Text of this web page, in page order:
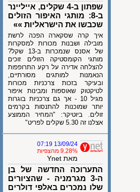
שפתון ב-4 שקלים, אייליינר
ב-8: מותגי האיפור הזולים
שכבשו את הישראליות »»
איך קרה שסקארה הפכה לרשת
מובילה ושבנות מכורות למסקרות
של אסנס שנמכרות ב-13 שקל?
מותגי הקומסטיקה הזולים זוכים
להצלחה אדירה על רקע התרופפות
הנאמנות למותגים מסורתיים,
ובעיקר בזכות צרכניות מכורות
לטיקטוק שאוספות ומבינות איפור
מגיל 10 - אך גם צרכניות בוגרות
יותר שמוכנות להתנסות בקרמים
זולים. ביוטיקר: "המחיר הממוצע
אצלנו זה 5.30 שקלים לפריט"
13/09/24 07:19
9.28% מהצפיות
מאת Ynet
התערוכה החדשה של בן
ה-3 מגרמניה - שהציורים
שלו נמכרים באלפי דולרים